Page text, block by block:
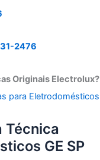
2476
Originais Electrolux?
para Eletrodomésticos
Técnica
GE SP